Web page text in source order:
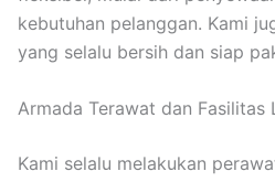
kebutuhan pelanggan. Kami
yang selalu bersih dan siap
Armada Terawat dan Fasilitas
Kami selalu melakukan